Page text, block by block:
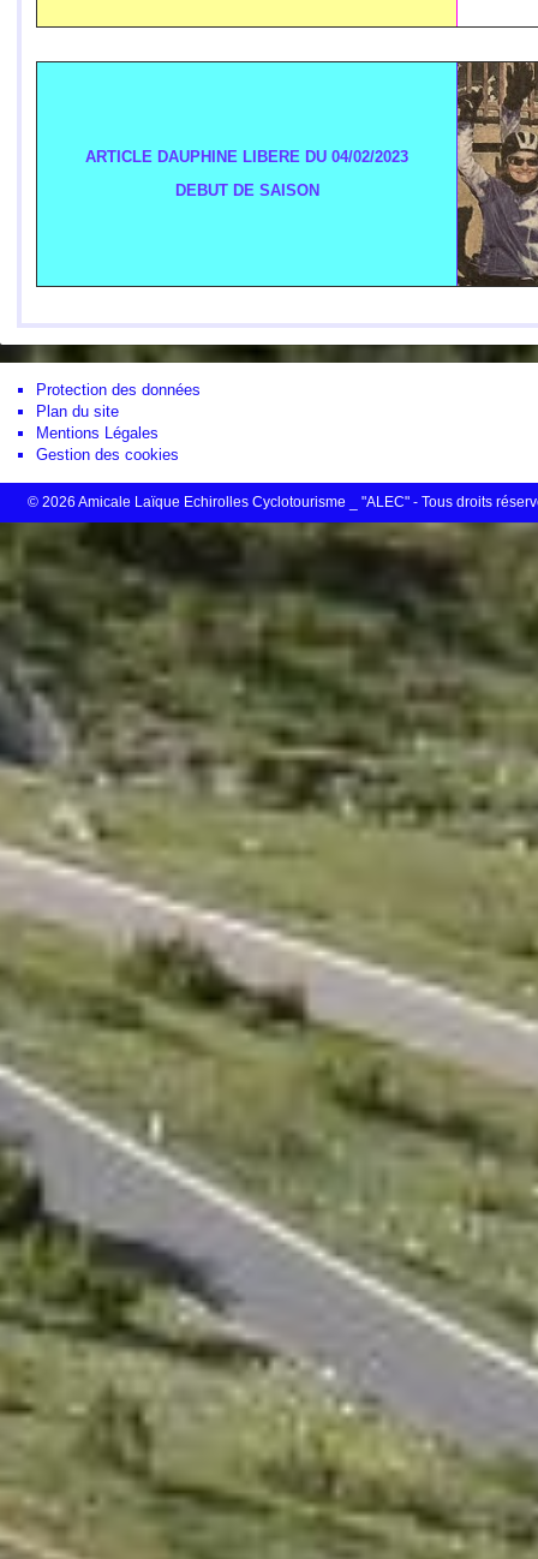
ARTICLE DAUPHINE LIBERE DU 04/02/2023
DEBUT DE SAISON
Protection des données
Plan du site
Mentions Légales
Gestion des cookies
© 2026 Amicale Laïque Echirolles Cyclotourisme _ "ALEC" - Tous droits